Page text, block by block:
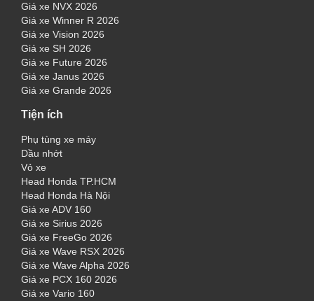
Giá xe NVX 2026
Giá xe Winner R 2026
Giá xe Vision 2026
Giá xe SH 2026
Giá xe Future 2026
Giá xe Janus 2026
Giá xe Grande 2026
Tiện ích
Phụ tùng xe máy
Dầu nhớt
Vỏ xe
Head Honda TP.HCM
Head Honda Hà Nội
Giá xe ADV 160
Giá xe Sirius 2026
Giá xe FreeGo 2026
Giá xe Wave RSX 2026
Giá xe Wave Alpha 2026
Giá xe PCX 160 2026
Giá xe Vario 160